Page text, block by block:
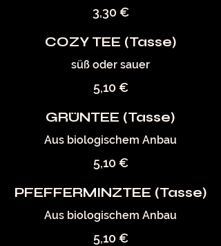
3,30 €
COZY TEE (Tasse)
süß oder sauer
5,10 €
GRÜNTEE (Tasse)
Aus biologischem Anbau
5,10 €
PFEFFERMINZTEE (Tasse)
Aus biologischem Anbau
5,10 €